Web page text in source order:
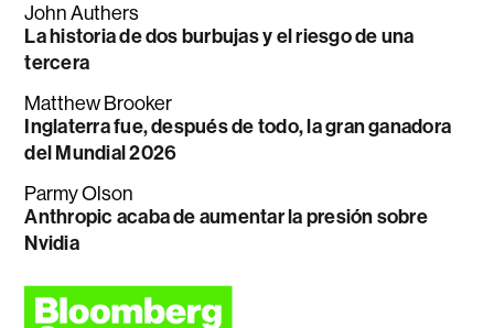
John Authers
La historia de dos burbujas y el riesgo de una
tercera
Matthew Brooker
Inglaterra fue, después de todo, la gran ganadora
del Mundial 2026
Parmy Olson
Anthropic acaba de aumentar la presión sobre
Nvidia